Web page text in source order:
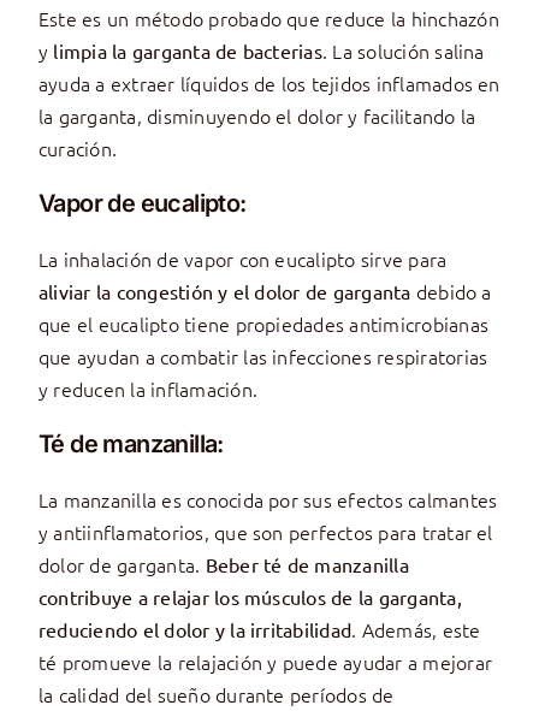
Este es un método probado que reduce la hinchazón
y limpia la garganta de bacterias. La solución salina
ayuda a extraer líquidos de los tejidos inflamados en
la garganta, disminuyendo el dolor y facilitando la
curación.
Vapor de eucalipto:
La inhalación de vapor con eucalipto sirve para
aliviar la congestión y el dolor de garganta debido a
que el eucalipto tiene propiedades antimicrobianas
que ayudan a combatir las infecciones respiratorias
y reducen la inflamación.
Té de manzanilla:
La manzanilla es conocida por sus efectos calmantes
y antiinflamatorios, que son perfectos para tratar el
dolor de garganta. Beber té de manzanilla
contribuye a relajar los músculos de la garganta,
reduciendo el dolor y la irritabilidad. Además, este
té promueve la relajación y puede ayudar a mejorar
la calidad del sueño durante períodos de